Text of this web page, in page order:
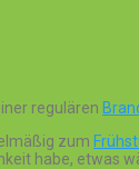
regulären
zum
habe, etwas